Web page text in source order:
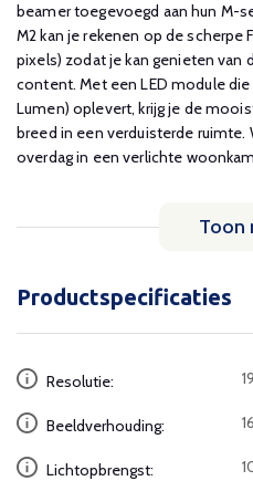
beamer toegevoegd aan hun M-
M2 kan je rekenen op de scherpe
pixels) zodat je kan genieten van
content. Met een LED module
Lumen) oplevert, krijg je de
breed in een verduisterde
overdag in een verlichte
Toon
Productspecificaties
Resolutie:
Beeldverhouding:
Lichtopbrengst: